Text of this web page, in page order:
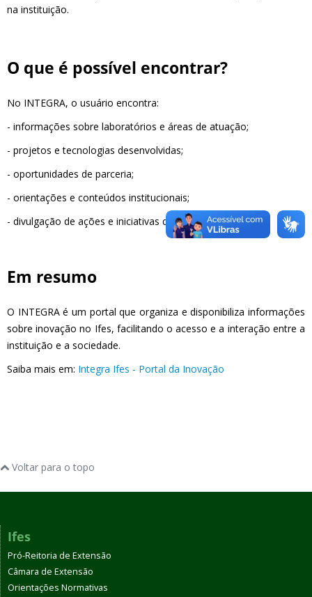
na instituição.
O que é possível encontrar?
No INTEGRA, o usuário encontra:
- informações sobre laboratórios e áreas de atuação;
- projetos e tecnologias desenvolvidas;
- oportunidades de parceria;
- orientações e conteúdos institucionais;
- divulgação de ações e iniciativas do Ifes.
Em resumo
O INTEGRA é um portal que organiza e disponibiliza informações
sobre inovação no Ifes, facilitando o acesso e a interação entre a
instituição e a sociedade.
Saiba mais em: Integra Ifes - Portal da Inovação
Voltar para o topo
Ifes
Pró-Reitoria de Extensão
Câmara de Extensão
Orientações Normativas